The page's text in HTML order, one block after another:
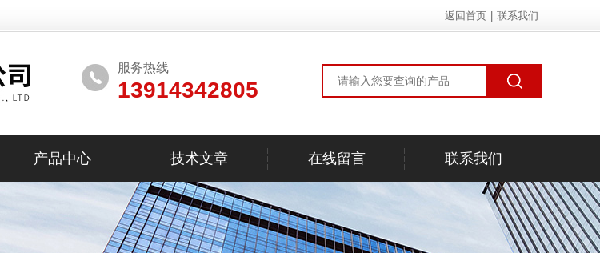
返回首页 联系我们
服务热线
13914342805
产品中心 技术文章 在线留言 联系我们